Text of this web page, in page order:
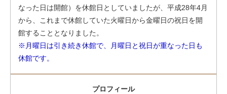
なった日は開館）を休館日としていましたが、平成28年4月
から、これまで休館していた火曜日から金曜日の祝日を開
館することとなりました。
※月曜日は引き続き休館で、月曜日と祝日が重なった日も
休館です。
プロフィール